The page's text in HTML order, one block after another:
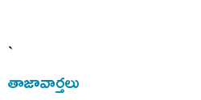
`
తాజావార్తలు